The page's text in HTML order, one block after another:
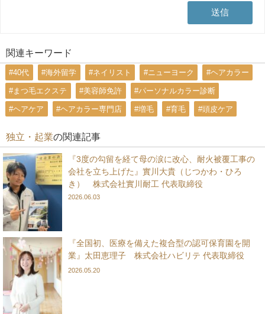
関連キーワード
#40代 #海外留学 #ネイリスト #ニューヨーク #ヘアカラー
#まつ毛エクステ #美容師免許 #パーソナルカラー診断
#ヘアケア #ヘアカラー専門店 #増毛 #育毛 #頭皮ケア
独立・起業の関連記事
『3度の勾留を経て母の涙に改心、耐火被覆工事の
会社を立ち上げた』實川大貴（じつかわ・ひろ
き） 株式会社實川耐工 代表取締役
2026.06.03
『全国初、医療を備えた複合型の認可保育園を開
業』太田恵理子 株式会社ハビリテ 代表取締役
2026.05.20